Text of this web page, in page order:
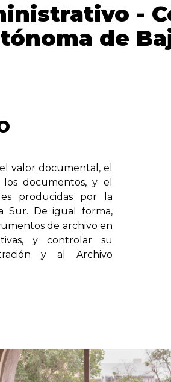
-
de
valor documental, el
documentos, y el
producidas por la
Sur. De igual forma,
de archivo en
y controlar su
y al Archivo